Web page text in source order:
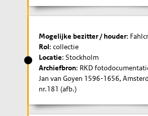
Mogelijke bezitter / houder:
Rol: collectie
Locatie: Stockholm
Archiefbron: RKD
Jan van Goyen 1596-1656,
nr.181 (afb.)